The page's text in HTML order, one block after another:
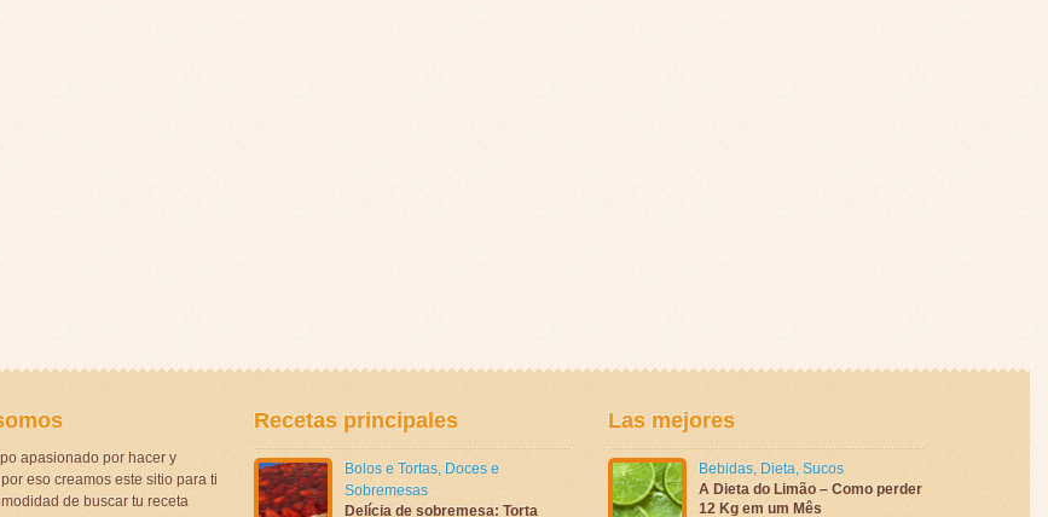
apasionado por hacer y
eso creamos este sitio para ti
de buscar tu receta
Recetas principales
Bolos e Tortas, Doces e
Sobremesas
Delícia de sobremesa: Torta
Las mejores
Bebidas, Dieta, Sucos
A Dieta do Limão – Como perder
12 Kg em um Mês